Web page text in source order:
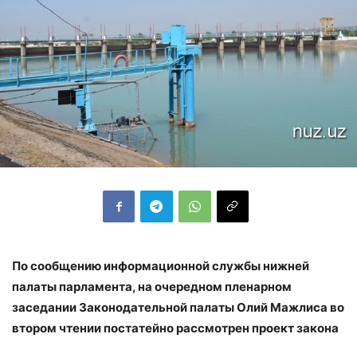
По сообщению информационной службы нижней
палаты парламента, на очередном пленарном
заседании Законодательной палаты Олий Мажлиса во
втором чтении постатейно рассмотрен проект закона